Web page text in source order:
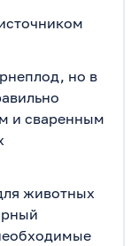
но в
и сваренным
животных